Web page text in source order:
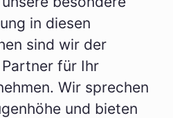
in diesen
sind wir der
für Ihr
Wir sprechen
und bieten